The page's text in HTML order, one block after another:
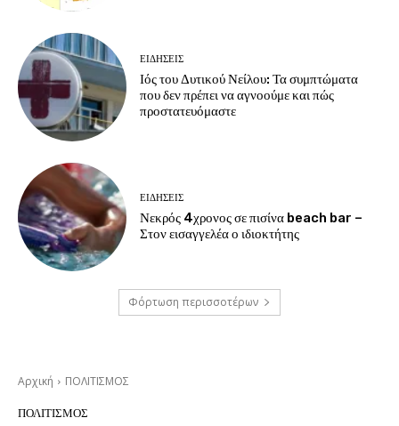
ΕΙΔΗΣΕΙΣ
Ιός του Δυτικού Νείλου: Τα συμπτώματα
που δεν πρέπει να αγνοούμε και πώς
προστατευόμαστε
ΕΙΔΗΣΕΙΣ
Νεκρός 4χρονος σε πισίνα beach bar –
Στον εισαγγελέα ο ιδιοκτήτης
Φόρτωση περισσοτέρων